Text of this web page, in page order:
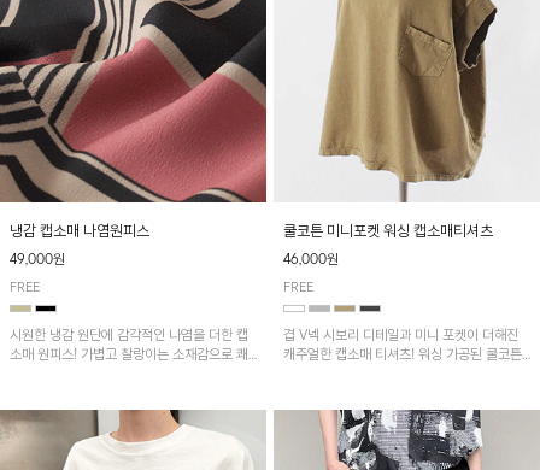
냉감 캡소매 나염원피스
49,000원
FREE
시원한 냉감 원단에 감각적인 나염을 더한 캡
소매 원피스! 가볍고 찰랑이는 소재감으로 쾌
쿨코튼 미니포켓 워싱 캡소매티셔츠
46,000원
FREE
겹 V넥 시보리 디테일과 미니 포켓이 더해진
캐주얼한 캡소매 티셔츠! 워싱 가공된 쿨코튼